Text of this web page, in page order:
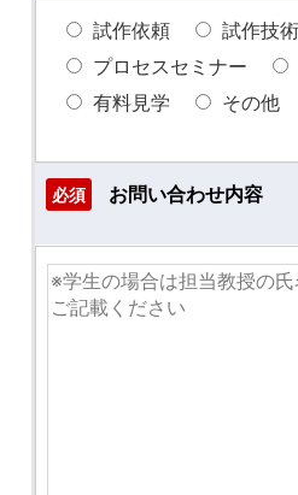
試作依頼
試作技
プロセスセミナー
有料見学
その他
必須 お問い合わせ内容